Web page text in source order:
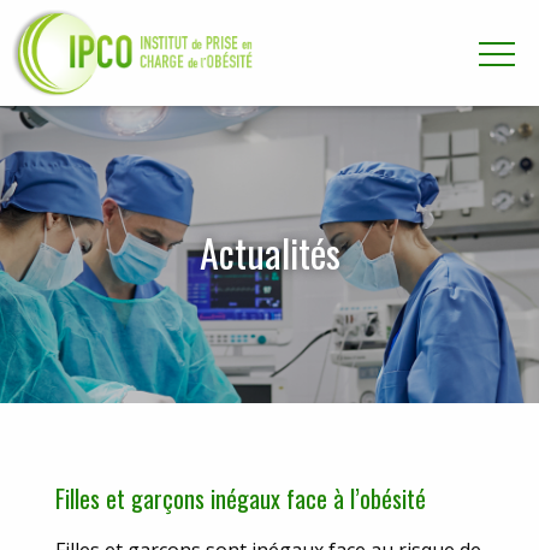
Aller directement à la navigation
Aller directement au contenu
Actualités
Filles et garçons inégaux face à l’obésité